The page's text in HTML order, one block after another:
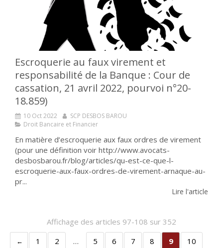
Escroquerie au faux virement et
responsabilité de la Banque : Cour de
cassation, 21 avril 2022, pourvoi n°20-
18.859)
10 Oct 2022
SCP DESBOS BAROU
Droit Bancaire et Financier
En matière d’escroquerie aux faux ordres de virement
(pour une définition voir http://www.avocats-
desbosbarou.fr/blog/articles/qu-est-ce-que-l-
escroquerie-aux-faux-ordres-de-virement-arnaque-au-
pr...
Lire l'article
Affichage des articles 97-108 sur 352
1
2 … 5 6 7 8 9
10